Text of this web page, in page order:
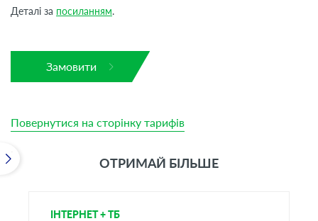
Деталі за посиланням.
Замовити
Повернутися на сторінку тарифів
ОТРИМАЙ БІЛЬШЕ
ІНТЕРНЕТ + ТБ